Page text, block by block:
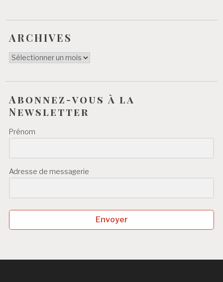
ARCHIVES
ARCHIVES
Abonnez-vous à la
Newsletter
Prénom
Adresse de messagerie
Envoyer